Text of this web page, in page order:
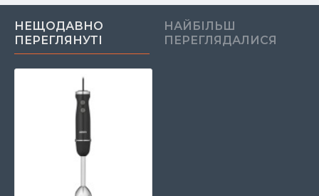
НЕЩОДАВНО
ПЕРЕГЛЯНУТІ
НАЙБІЛЬШ
ПЕРЕГЛЯДАЛИСЯ